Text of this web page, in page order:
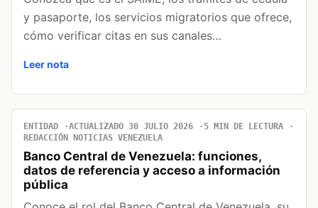
y pasaporte, los servicios migratorios que ofrece,
cómo verificar citas en sus canales…
Leer nota
ENTIDAD ACTUALIZADO 30 JULIO 2026
5 MIN DE LECTURA
REDACCIÓN NOTICIAS VENEZUELA
Banco Central de Venezuela: funciones,
datos de referencia y acceso a información
pública